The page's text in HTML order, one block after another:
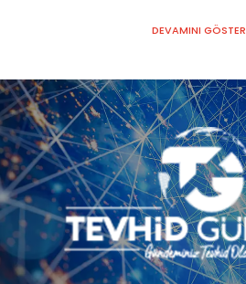
DEVAMINI GÖSTER